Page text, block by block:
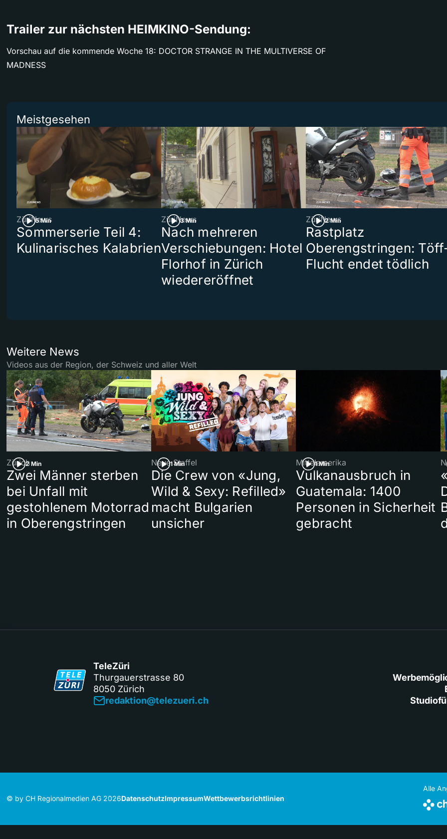
Trailer zur nächsten HEIMKINO-Sendung:
Vorschau auf die kommende Woche 18: DOCTOR STRANGE IN THE MULTIVERSE OF
MADNESS
Meistgesehen
5 Min
ZüriNews
Sommerserie Teil 4:
Kulinarisches Kalabrien
3 Min
ZüriNews
Nach mehreren
Verschiebungen: Hotel
Florhof in Zürich
wiedereröffnet
2 Min
ZüriNews
Rastplatz
Oberengstringen:
Flucht endet tödlich
Weitere News
Videos aus der Region, der Schweiz und aller Welt
2 Min
Zürich
Zwei Männer sterben
bei Unfall mit
gestohlenem Motorrad
in Oberengstringen
1 Min
Neue Staffel
Die Crew von «Jung,
Wild & Sexy: Refilled»
macht Bulgarien
unsicher
1 Min
Mittelamerika
Vulkanausbruch in
Guatemala: 1400
Personen in Sicherheit
gebracht
TeleZüri
Thurgauerstrasse 80
8050 Zürich
redaktion@telezueri.ch
© by CH Regionalmedien AG 2026DatenschutzImpressumWettbewerbsrichtlinien
Alle